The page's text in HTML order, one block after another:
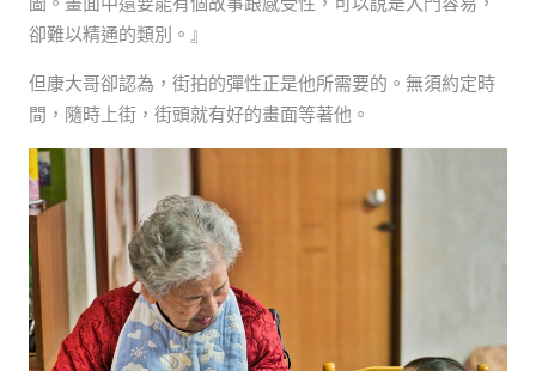
卻難以精通的類別。』
但康大哥卻認為，街拍的彈性正是他所需要的。無須約定時
間，隨時上街，街頭就有好的畫面等著他。